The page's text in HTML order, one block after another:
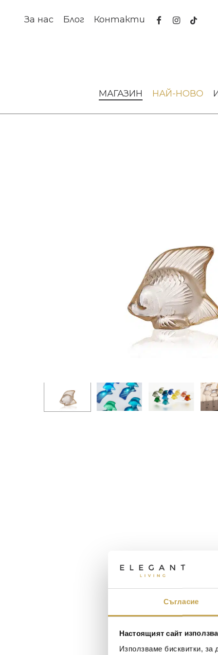
Съгласие
Настоящият сайт
Използваме бисквитки,
За нас Блог Контакти facebookinstagram
tiktok
МАГАЗИН НАЙ-НОВО
Георги Питов